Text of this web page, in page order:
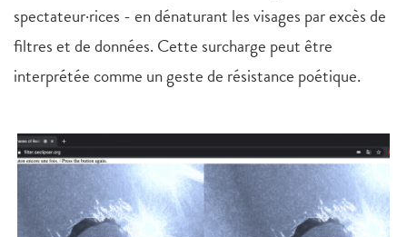
spectateur·rices - en dénaturant les visages par excès de
filtres et de données. Cette surcharge peut être
interprétée comme un geste de résistance poétique.